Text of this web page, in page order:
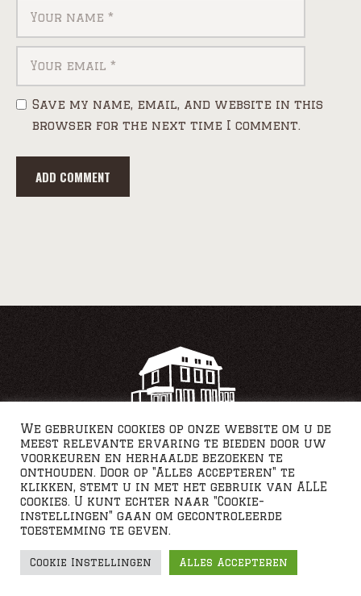
Save my name, email, and website in this
browser for the next time I comment.
Webdesign by JS Graphics
We gebruiken cookies op onze website om u de
meest relevante ervaring te bieden door uw
voorkeuren en herhaalde bezoeken te
onthouden. Door op "Alles accepteren" te
klikken, stemt u in met het gebruik van ALLE
cookies. U kunt echter naar "Cookie-
instellingen" gaan om gecontroleerde
toestemming te geven.
Cookie Instellingen Alles Accepteren